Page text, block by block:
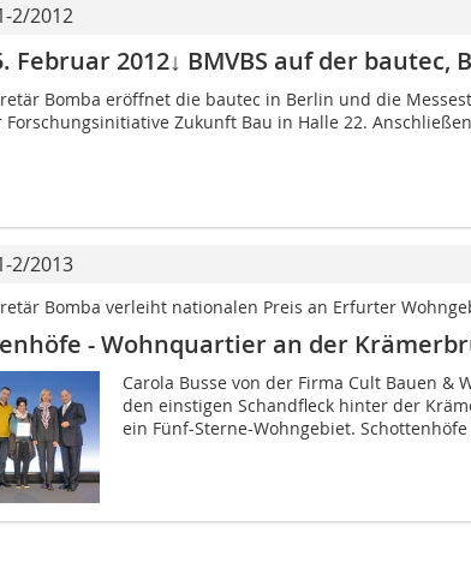
2/2012
Februar 2012↓ BMVBS auf der bautec,
Bomba eröffnet die bautec in Berlin und die
Forschungsinitiative Zukunft Bau in Halle 22.
2/2013
Bomba verleiht nationalen Preis an Erfurter
- Wohnquartier an der
Carola Busse von der Firma Cult Bauen &
den einstigen Schandfleck hinter der
ein Fünf-Sterne-Wohngebiet.